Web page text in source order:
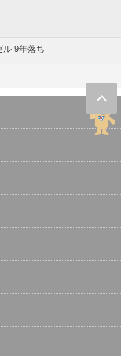
ル 9年落ち